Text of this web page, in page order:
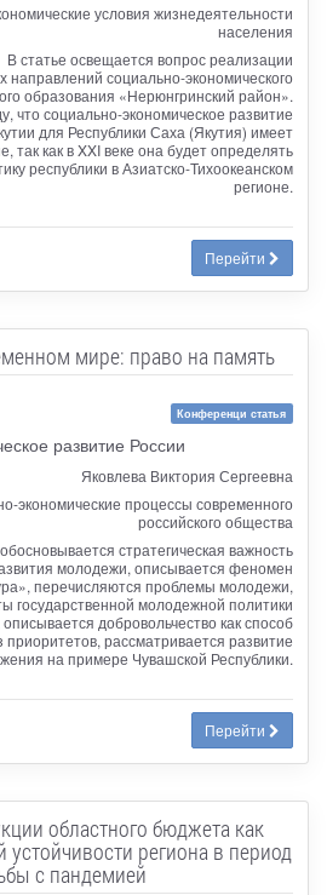
условия жизнедеятельности
населения
В статье освещается вопрос реализации
направлений социально-экономического
образования «Нерюнгринский район».
что социально-экономическое развитие
для Республики Саха (Якутия) имеет
так как в XXI веке она будет определять
республики в Азиатско-Тихоокеанском
регионе.
Перейти
мире: право на память
Конференци статья
развитие России
Яковлева Виктория Сергеевна
экономические процессы современного
российского общества
стратегическая важность
молодежи, описывается феномен
перечисляются проблемы молодежи,
государственной молодежной политики
добровольчество как способ
рассматривается развитие
на примере Чувашской Республики.
Перейти
областного бюджета как
региона в период
с пандемией